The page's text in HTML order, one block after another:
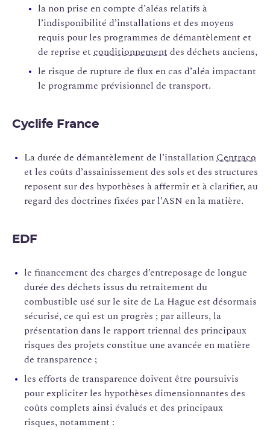
la non prise en compte d’aléas relatifs à
l’indisponibilité d’installations et des moyens
requis pour les programmes de démantèlement et
de reprise et conditionnement des déchets anciens,
le risque de rupture de flux en cas d’aléa impactant
le programme prévisionnel de transport.
Cyclife France
La durée de démantèlement de l’installationCentraco
et les coûts d’assainissement des sols et des structures
reposent sur des hypothèses à affermir et à clarifier, au
regard des doctrines fixées par l’ASN en la matière.
EDF
le financement des charges d’entreposage de longue
durée des déchets issus du retraitement du
combustible usé sur le site de La Hague est désormais
sécurisé, ce qui est un progrès ; par ailleurs, la
présentation dans le rapport triennal des principaux
risques des projets constitue une avancée en matière
de transparence ;
les efforts de transparence doivent être poursuivis
pour expliciter les hypothèses dimensionnantes des
coûts complets ainsi évalués et des principaux
risques, notamment :